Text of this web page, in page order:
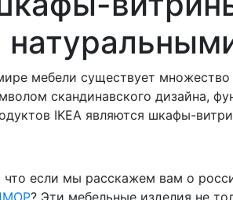
мебели существует множество
скандинавского дизайна,
IKEA являются шкафы-
что если мы расскажем вам о
? Эти мебельные изделия не